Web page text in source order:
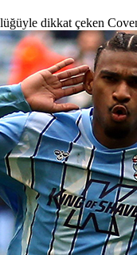
dikkat çeken